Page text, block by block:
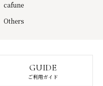
cafune
Others
GUIDE
ご利用ガイド